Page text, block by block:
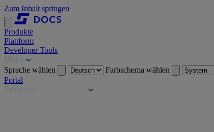
Zum Inhalt springen
Produkte
Plattform
Developer Tools
Sprache wählen
Farbschema wählen
Portal